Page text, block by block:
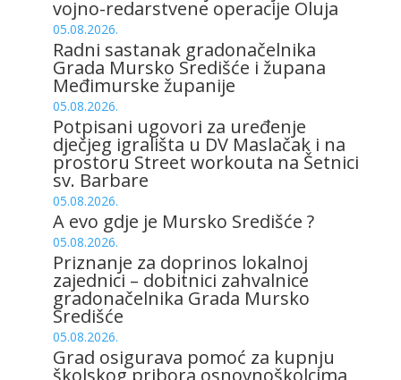
vojno-redarstvene operacije Oluja
05.08.2026.
Radni sastanak gradonačelnika
Grada Mursko Središće i župana
Međimurske županije
05.08.2026.
Potpisani ugovori za uređenje
dječjeg igrališta u DV Maslačak i na
prostoru Street workouta na Šetnici
sv. Barbare
05.08.2026.
A evo gdje je Mursko Središće ?
05.08.2026.
Priznanje za doprinos lokalnoj
zajednici – dobitnici zahvalnice
gradonačelnika Grada Mursko
Središće
05.08.2026.
Grad osigurava pomoć za kupnju
školskog pribora osnovnoškolcima